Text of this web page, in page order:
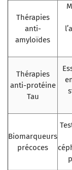
Thérapies
anti-
amyloïdes
Thérapies
anti-protéine
Tau
Biomarqueurs
précoces